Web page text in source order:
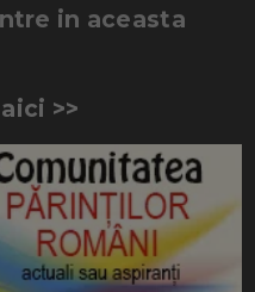
in aceasta
>>